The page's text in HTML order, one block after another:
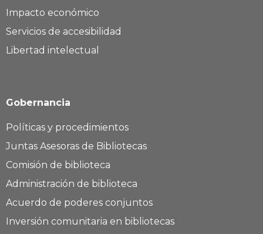
Impacto económico
Servicios de accesibilidad
Libertad intelectual
Gobernancia
Políticas y procedimientos
Juntas Asesoras de Bibliotecas
Comisión de biblioteca
Administración de biblioteca
Acuerdo de poderes conjuntos
Inversión comunitaria en bibliotecas